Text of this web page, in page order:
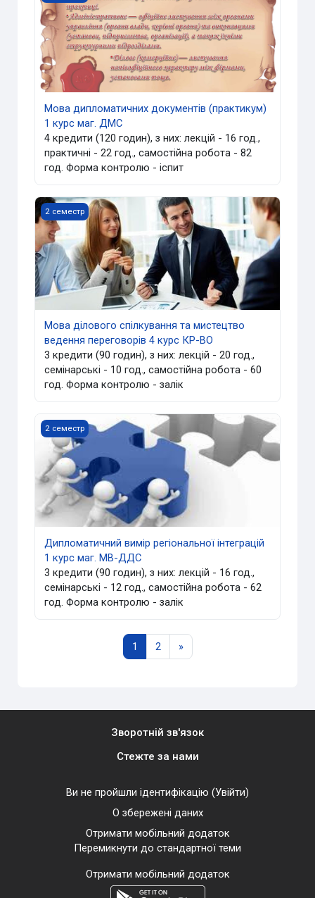
Мова дипломатичних документів (практикум)
1 курс маг. ДМС
4 кредити (120 годин), з них: лекцій - 16 год.,
практичні - 22 год., самостійна робота - 82
год. Форма контролю - іспит
Мова ділового спілкування та мистецтво ведення
2 семестр
Мова ділового спілкування та мистецтво
ведення переговорів 4 курс КР-ВО
3 кредити (90 годин), з них: лекцій - 20 год.,
семінарські - 10 год., самостійна робота - 60
год. Форма контролю - залік
Дипломатичний вимір регіональної інтеграцій 1 курс
2 семестр
Дипломатичний вимір регіональної інтеграцій
1 курс маг. МВ-ДДС
3 кредити (90 годин), з них: лекцій - 16 год.,
семінарські - 12 год., самостійна робота - 62
год. Форма контролю - залік
1 Сторінка 1
2Сторінка 2
»Наступна сторінка
Зворотній зв'язок
Стежте за нами
Ви не пройшли ідентифікацію (Увійти)
О збережені даних
Отримати мобільний додаток
Перемикнути до стандартної теми
Отримати мобільний додаток